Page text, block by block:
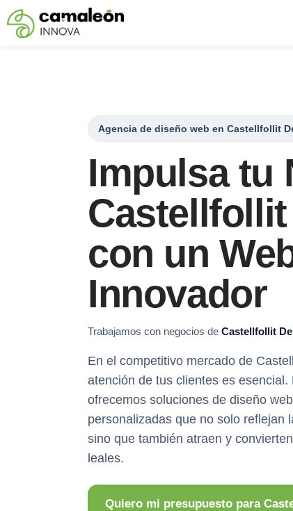
Saltar
Agencia de diseño web en Castellfollit
Impulsa tu
con un
Innovador
Trabajamos con negocios de Castellfollit
En el competitivo mercado de
atención de tus clientes es
ofrecemos soluciones de diseño
personalizadas que no solo reflejan
sino que también atraen y
leales.
Quiero mi presupuesto para